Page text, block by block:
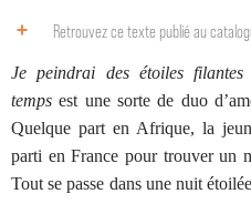
Retrouvez ce texte publié au
Je peindrai des étoiles
temps est une sorte de duo
Quelque part en Afrique, la
parti en France pour trouver un
Tout se passe dans une nuit